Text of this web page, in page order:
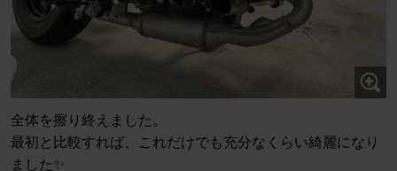
全体を擦り終えました。
最初と比較すれば、これだけでも充分なくらい綺麗になり
ました✨